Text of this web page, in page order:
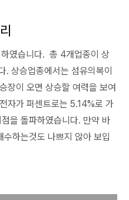
였습니다. 총 4개업종이 상
. 상승업종에서는 섬유의복이
장이 오면 상승할 여력을 보여
자가 퍼센트로는 5.14%로 가
을 돌파하였습니다. 만약 바
하는것도 나쁘지 않아 보입